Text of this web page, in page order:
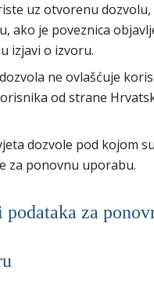
uz otvorenu
ako je poveznica
izjavi o izvoru.
ne ovlašćuje
od strane
dozvole pod kojom
za ponovnu uporabu.
podataka za